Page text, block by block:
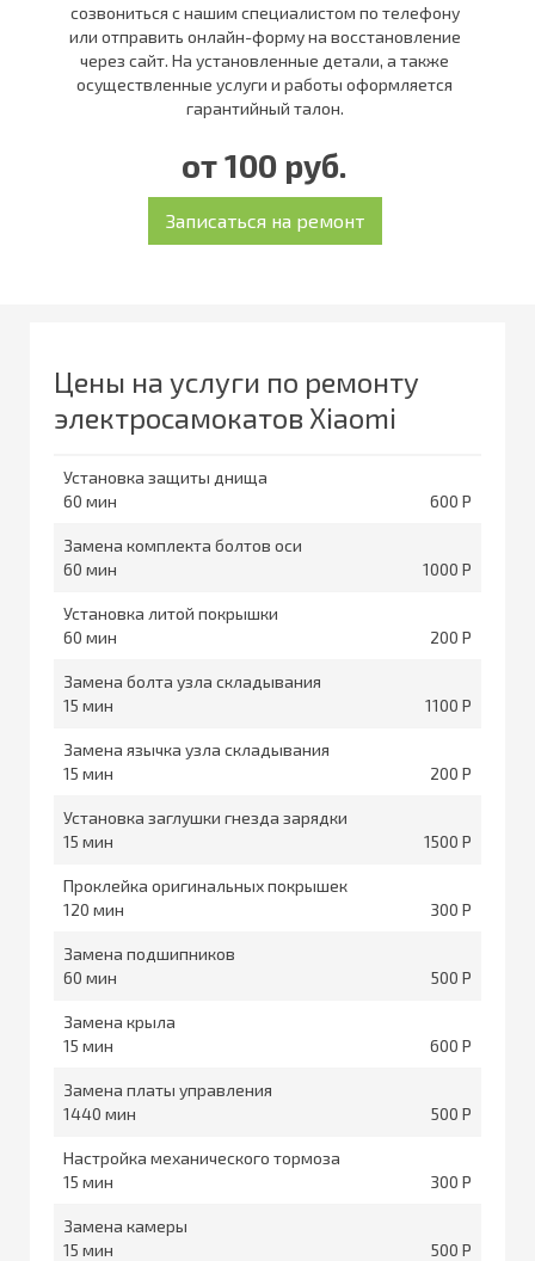
созвониться с нашим специалистом по телефону
или отправить онлайн-форму на восстановление
через сайт. На установленные детали, а также
осуществленные услуги и работы оформляется
гарантийный талон.
от 100 руб.
Цены на услуги по ремонту
электросамокатов Xiaomi
Установка защиты днища
60
600
Замена комплекта болтов оси
60
1000
Установка литой покрышки
60
200
Замена болта узла складывания
15
1100
Замена язычка узла складывания
15
200
Установка заглушки гнезда зарядки
15
1500
Проклейка оригинальных покрышек
120
300
Замена подшипников
60
500
Замена крыла
15
600
Замена платы управления
1440
500
Настройка механического тормоза
15
300
Замена камеры
15
500